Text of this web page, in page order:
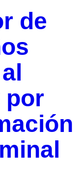
de
por